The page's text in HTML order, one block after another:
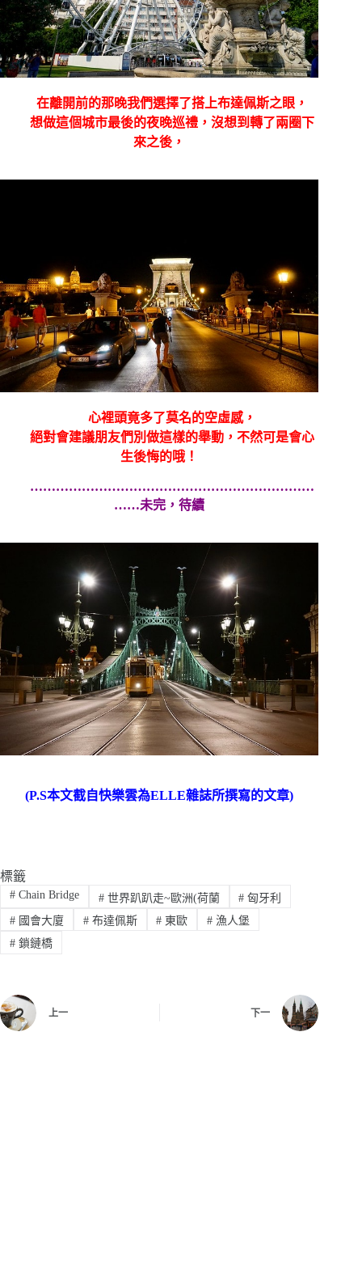
在離開前的那晚我們選擇了搭上布達佩斯之眼，
想做這個城市最後的夜晚巡禮，沒想到轉了兩圈下
來之後，
心裡頭竟多了莫名的空虛感，
絕對會建議朋友們別做這樣的舉動，不然可是會心
生後悔的哦！
…………………………………………………………
……未完，待續
(P.S本文截自快樂雲為ELLE雜誌所撰寫的文章)
標籤
#Chain Bridge #世界趴趴走~歐洲(荷蘭 # 匈牙利
#國會大廈 #布達佩斯 # 東歐 # 漁人堡
#鎖鏈橋
上一 下一